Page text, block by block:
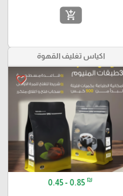
add_shopping_cart
اكياس تغليف القهوة
favorite_border
0.45 - 0.85 ₪